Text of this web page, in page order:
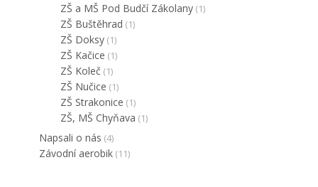
ZŠ a MŠ Pod Budčí Zákolany (1)
ZŠ Buštěhrad (1)
ZŠ Doksy (1)
ZŠ Kačice (1)
ZŠ Koleč (1)
ZŠ Nučice (1)
ZŠ Strakonice (1)
ZŠ, MŠ Chyňava (1)
Napsali o nás (4)
Závodní aerobik (11)